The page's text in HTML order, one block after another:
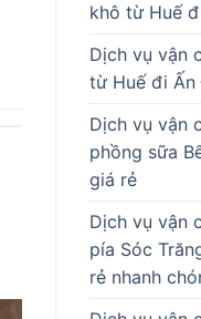
khô từ Huế
Dịch vụ vận
từ Huế đi
Dịch vụ vận
phồng sữa
giá rẻ
Dịch vụ vận
pía Sóc
rẻ nhanh